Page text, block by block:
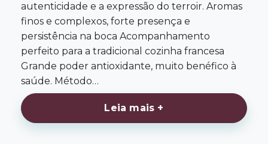
autenticidade e a expressão do terroir. Aromas
finos e complexos, forte presença e
persistência na boca Acompanhamento
perfeito para a tradicional cozinha francesa
Grande poder antioxidante, muito benéfico à
saúde. Método…
Leia mais +